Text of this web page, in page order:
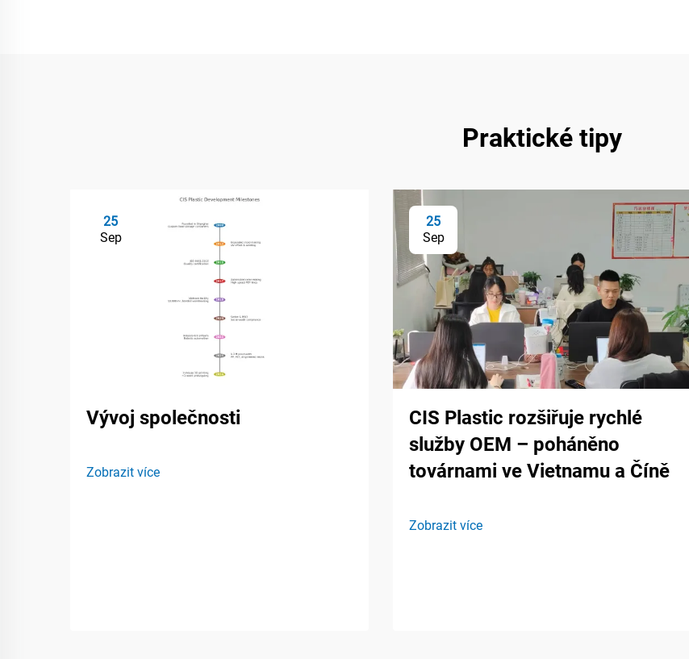
Praktické tipy
25
Sep
Vývoj společnosti
Zobrazit více
25
Sep
CIS Plastic rozšiřuje rychlé
služby OEM – poháněno
továrnami ve Vietnamu a Číně
Zobrazit více